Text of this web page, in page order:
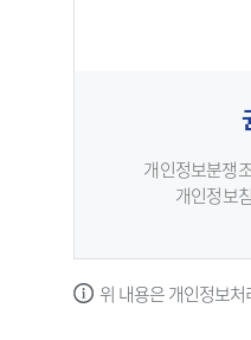
개인정보분쟁
개인정보
위 내용은 개인정보